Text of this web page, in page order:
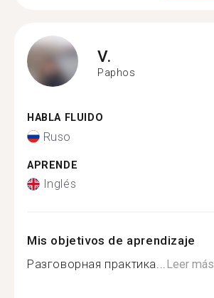
V.
Paphos
HABLA FLUIDO
Ruso
APRENDE
Inglés
Mis objetivos de aprendizaje
Разговорная практика...Leer más